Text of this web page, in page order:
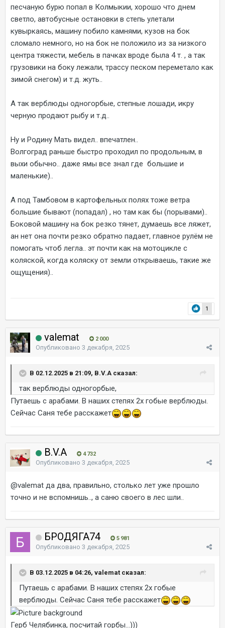
песчаную бурю попал в Колмыкии, хорошо что днем
светло, автобусные остановки в степь улетали
кувыркаясь, машину побило камнями, кузов на бок
сломало немного, но на бок не положило из за низкого
центра тяжести, мебель в пачках вроде была 4 т. , а так
грузовики на боку лежали, трассу песком переметало как
зимой снегом) и т.д. жуть..
А так верблюды одногорбые, степные лошади, икру
черную продают рыбу и т.д..
Ну и Родину Мать видел.. впечатлен..
Волгоград раньше быстро проходил по продольным, в
выхи обычно.. даже ямы все знал где большие и
маленькие)..
А под Тамбовом в картофельных полях тоже ветра
большие бывают (попадал) , но там как бы (порывами)..
Боковой машину на бок резко тянет, думаешь все ляжет,
ан нет она почти резко обратно падает, главное рулём не
помогать чтоб легла.. эт почти как на мотоцикле с
коляской, когда коляску от земли открываешь, такие же
ощущения)..
1
valemat 2 000
Опубликовано 3 декабря, 2025
В 02.12.2025 в 21:09, B.V.A сказал:
так верблюды одногорбые,
Путаешь с арабами. В наших степях 2х гобые верблюды.
Сейчас Саня тебе расскажет
B.V.A 4 732
Опубликовано 3 декабря, 2025
@valemat да два, правильно, столько лет уже прошло
точно и не вспомнишь.., а саню своего в лес шли..
БРОДЯГА74 5 981
Опубликовано 3 декабря, 2025
В 03.12.2025 в 04:26, valemat сказал:
Путаешь с арабами. В наших степях 2х гобые
верблюды. Сейчас Саня тебе расскажет
Герб Челябинка, посчитай горбы...)))